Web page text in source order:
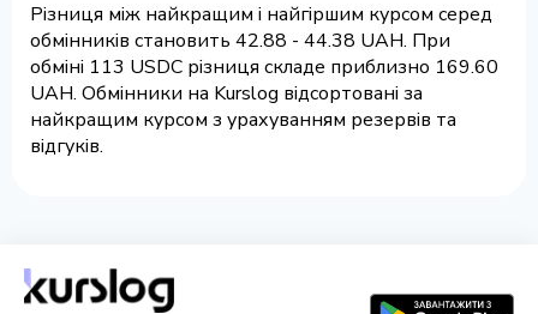
Різниця між найкращим і найгіршим курсом серед
обмінників становить 42.88 - 44.38 UAH. При
обміні 113 USDC різниця складе приблизно 169.60
UAH. Обмінники на Kurslog відсортовані за
найкращим курсом з урахуванням резервів та
відгуків.